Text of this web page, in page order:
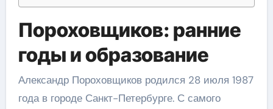
Пороховщиков: ранние
годы и образование
Александр Пороховщиков родился 28 июля 1987
года в городе Санкт-Петербурге. С самого